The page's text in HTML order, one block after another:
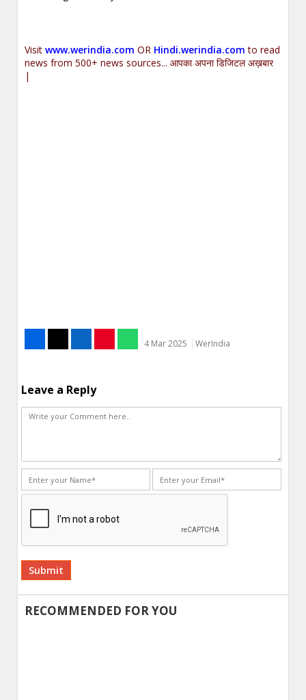
Visitwww.werindia.com OR Hindi.werindia.com to read
news from 500+ news sources... आपका अपना डिजिटल अख़बार
|
4 Mar 2025 WerIndia
Leave a Reply
Alternative:
RECOMMENDED FOR YOU